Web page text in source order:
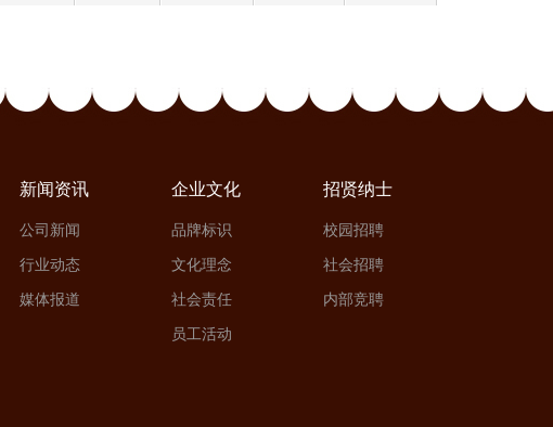
新闻资讯
公司新闻
行业动态
媒体报道
企业文化
品牌标识
文化理念
社会责任
员工活动
招贤纳士
校园招聘
社会招聘
内部竞聘